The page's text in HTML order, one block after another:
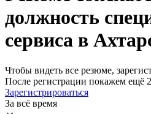
должность
сервиса в
Чтобы видеть все резюме,
После регистрации покажем ещё
Зарегистрироваться
За всё время